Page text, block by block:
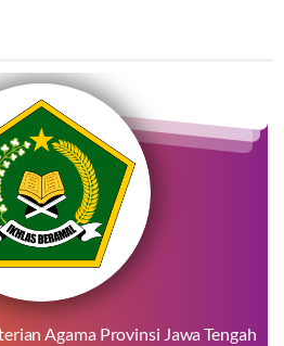
Agama Provinsi Jawa Tengah